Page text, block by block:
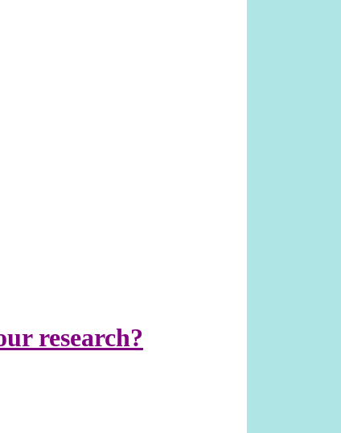
research?